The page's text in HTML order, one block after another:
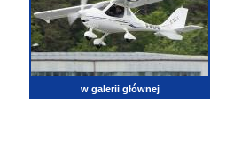
w galerii głównej